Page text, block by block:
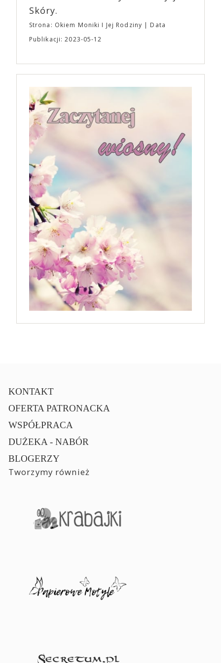
Skóry.
Strona: Okiem Moniki I Jej Rodziny
Data
Publikacji: 2023-05-12
KONTAKT
OFERTA PATRONACKA
WSPÓŁPRACA
DUŻEKA - NABÓR
BLOGERZY
Tworzymy również